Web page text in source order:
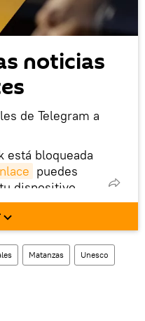
noticias
de Telegram a
está bloqueada
puedes
dispositivo
en la red
Matanzas Unesco